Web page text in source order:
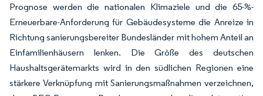
Prognose werden die nationalen Klimaziele und die 65-%-
Erneuerbare-Anforderung für Gebäudesysteme die Anreize in
Richtung sanierungsbereiter Bundesländer mit hohem Anteil an
Einfamilienhäusern lenken. Die Größe des deutschen
Haushaltsgerätemarkts wird in den südlichen Regionen eine
stärkere Verknüpfung mit Sanierungsmaßnahmen verzeichnen,